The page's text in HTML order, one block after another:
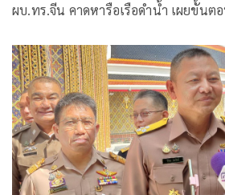
ผบ.ทร.จีน คาดหารือเรือดำน้ำ เผยขั้นต